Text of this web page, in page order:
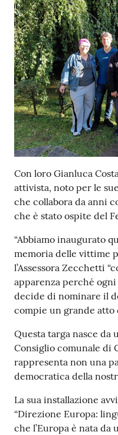
Con loro Gianluca
attivista, noto per le
che collabora da anni
che è stato ospite del
“Abbiamo inaugurato
memoria delle vittime
l’Assessora Zecchetti
apparenza perché
decide di nominare il
compie un grande atto
Questa targa nasce da
Consiglio comunale di
rappresenta non una
democratica della
La sua installazione
“Direzione Europa:
che l’Europa è nata